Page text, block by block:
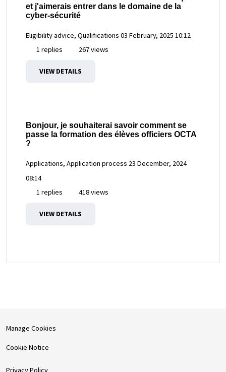
et j'aimerais entrer dans le domaine de la
cyber-sécurité
Eligibility advice, Qualifications 03 February, 2025 10:12
1 replies
267 views
VIEW DETAILS
Bonjour, je souhaiterai savoir comment se
passe la formation des élèves officiers OCTA
?
Applications, Application process 23 December, 2024
08:14
1 replies
418 views
VIEW DETAILS
Manage Cookies
Cookie Notice
Privacy Policy